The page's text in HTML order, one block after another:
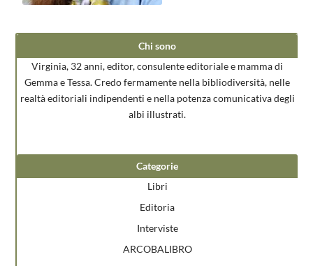
Chi sono
Virginia, 32 anni, editor, consulente editoriale e mamma di
Gemma e Tessa. Credo fermamente nella bibliodiversità, nelle
realtà editoriali indipendenti e nella potenza comunicativa degli
albi illustrati.
Categorie
Libri
Editoria
Interviste
ARCOBALIBRO